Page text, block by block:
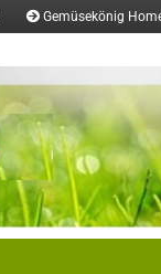
Gemüsekönig